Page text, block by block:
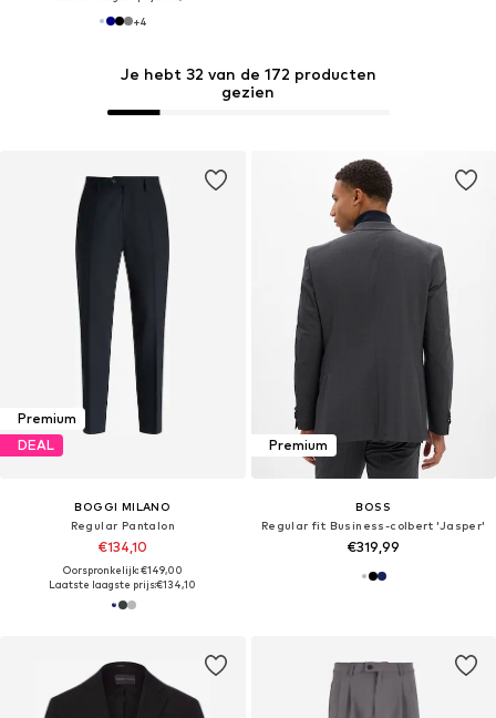
+4
Premium
DEAL
BOGGI MILANO
Regular Pantalon
€134,10
Oorspronkelijk: €149,00
Laatste laagste prijs:€134,10
Premium
BOSS
Regular fit Business-colbert 'Jasper'
€319,99
Je hebt 32 van de 172 producten
gezien